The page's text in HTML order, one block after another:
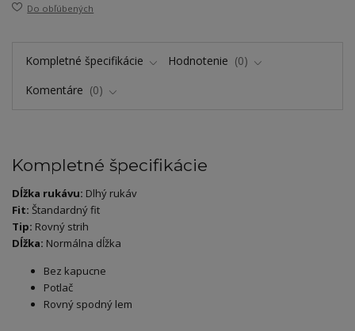
Do obľúbených
Kompletné špecifikácie Hodnotenie
0
Komentáre
0
Kompletné špecifikácie
Dĺžka rukávu: Dlhý rukáv
Fit: Štandardný fit
Tip: Rovný strih
Dĺžka: Normálna dĺžka
Bez kapucne
Potlač
Rovný spodný lem